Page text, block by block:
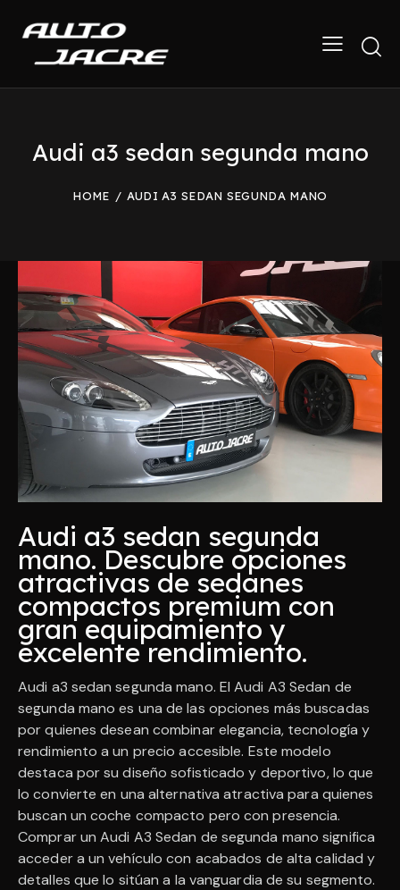
Audi a3 sedan segunda mano
HOME AUDI A3 SEDAN SEGUNDA MANO
Audi a3 sedan segunda
mano. Descubre opciones
atractivas de sedanes
compactos premium con
gran equipamiento y
excelente rendimiento.
Audi a3 sedan segunda mano. El Audi A3 Sedan de
segunda mano es una de las opciones más buscadas
por quienes desean combinar elegancia, tecnología y
rendimiento a un precio accesible. Este modelo
destaca por su diseño sofisticado y deportivo, lo que
lo convierte en una alternativa atractiva para quienes
buscan un coche compacto pero con presencia.
Comprar un Audi A3 Sedan de segunda mano significa
acceder a un vehículo con acabados de alta calidad y
detalles que lo sitúan a la vanguardia de su segmento.